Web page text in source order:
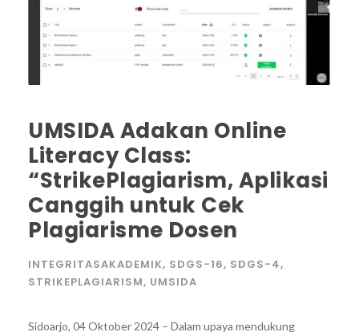
UMSIDA Adakan Online
Literacy Class:
“StrikePlagiarism, Aplikasi
Canggih untuk Cek
Plagiarisme Dosen
INTEGRITASAKADEMIK, SDGS-16, SDGS-4,
STRIKEPLAGIARISM, UMSIDA
Sidoarjo, 04 Oktober 2024 – Dalam upaya mendukung